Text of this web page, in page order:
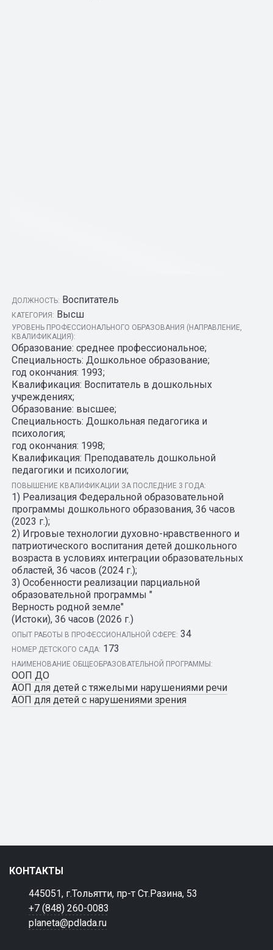
ДОЛЖНОСТЬ: Воспитатель
КАТЕГОРИЯ: Высш
УРОВЕНЬ ПРОФЕССИОНАЛЬНОГО ОБРАЗОВАНИЯ (НАПРАВЛЕНИЕ,
КВАЛИФИКАЦИЯ):
Образование: среднее профессиональное;
Специальность: Дошкольное образование;
год окончания: 1993;
Квалификация: Воспитатель в дошкольных
учреждениях;
Образование: высшее;
Специальность: Дошкольная педагогика и
психология;
год окончания: 1998;
Квалификация: Преподаватель дошкольной
педагогики и психологии;
ПОВЫШЕНИЕ КВАЛИФИКАЦИИ ЗА ПОСЛЕДНИЕ 3 ГОДА:
1) Реализация Федеральной образовательной
программы дошкольного образования, 36 часов
(2023 г.);
2) Игровые технологии духовно-нравственного и
патриотического воспитания детей дошкольного
возраста в условиях интеграции образовательных
областей, 36 часов (2024 г.);
3) Особенности реализации парциальной
образовательной программы "
Верность родной земле"
(Истоки), 36 часов (2026 г.)
ОПЫТ РАБОТЫ В ПРОФЕССИОНАЛЬНОЙ СФЕРЕ: 34
НОМЕР ДЕТСКОГО САДА: 173
НАИМЕНОВАНИЕ ОБЩЕОБРАЗОВАТЕЛЬНОЙ ПРОГРАММЫ:
ООП ДО
АОП для детей с тяжелыми нарушениями речи
АОП для детей с нарушениями зрения
КОНТАКТЫ
445051, г.Тольятти, пр-т Ст.Разина, 53
+7 (848) 260-0083
planeta@pdlada.ru